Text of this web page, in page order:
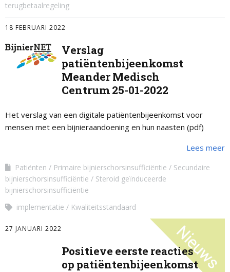
terugbetaalregeling
18 FEBRUARI 2022
Verslag
patiëntenbijeenkomst
Meander Medisch
Centrum 25-01-2022
Het verslag van een digitale patiëntenbijeenkomst voor
mensen met een bijnieraandoening en hun naasten (pdf)
Lees meer
Patiënten Primaire bijnierschorsinsufficiëntie
Secundaire
bijnierschorsinsufficiëntie
Steroid geïnduceerde
bijnierschorsinsufficiëntie
implementatie
Kwaliteitsstandaard
27 JANUARI 2022
Positieve eerste reacties
op patiëntenbijeenkomst